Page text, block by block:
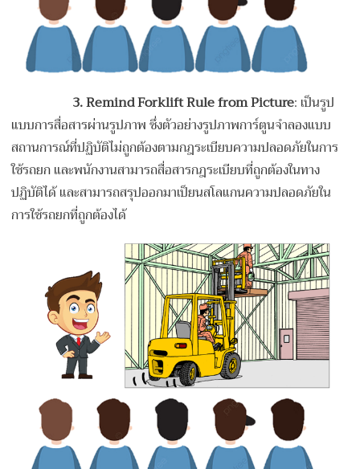
3. Remind Forklift Rule from Picture: เป็นรูป
แบบการสื่อสารผ่านรูปภาพ ซึ่งตัวอย่างรูปภาพการ์ตูนจำลองแบบ
สถานการณ์ที่ปฏิบัติไม่ถูกต้องตามกฎระเบียบความปลอดภัยในการ
ใช้รถยก และพนักงานสามารถสื่อสารกฎระเบียบที่ถูกต้องในทาง
ปฏิบัติได้ และสามารถสรุปออกมาเป็ยนสโลแกนความปลอดภัยใน
การใช้รถยกที่ถูกต้องได้